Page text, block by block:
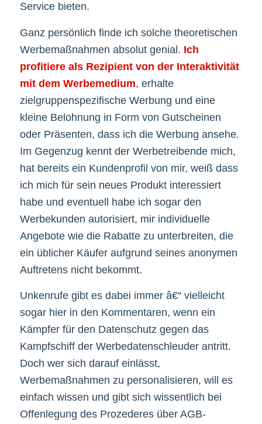
Service bieten.
Ganz persönlich finde ich solche theoretischen
Werbemaßnahmen absolut genial. Ich
profitiere als Rezipient von der Interaktivität
mit dem Werbemedium, erhalte
zielgruppenspezifische Werbung und eine
kleine Belohnung in Form von Gutscheinen
oder Präsenten, dass ich die Werbung ansehe.
Im Gegenzug kennt der Werbetreibende mich,
hat bereits ein Kundenprofil von mir, weiß dass
ich mich für sein neues Produkt interessiert
habe und eventuell habe ich sogar den
Werbekunden autorisiert, mir individuelle
Angebote wie die Rabatte zu unterbreiten, die
ein üblicher Käufer aufgrund seines anonymen
Auftretens nicht bekommt.
Unkenrufe gibt es dabei immer â€“ vielleicht
sogar hier in den Kommentaren, wenn ein
Kämpfer für den Datenschutz gegen das
Kampfschiff der Werbedatenschleuder antritt.
Doch wer sich darauf einlässt,
Werbemaßnahmen zu personalisieren, will es
einfach wissen und gibt sich wissentlich bei
Offenlegung des Prozederes über AGB-